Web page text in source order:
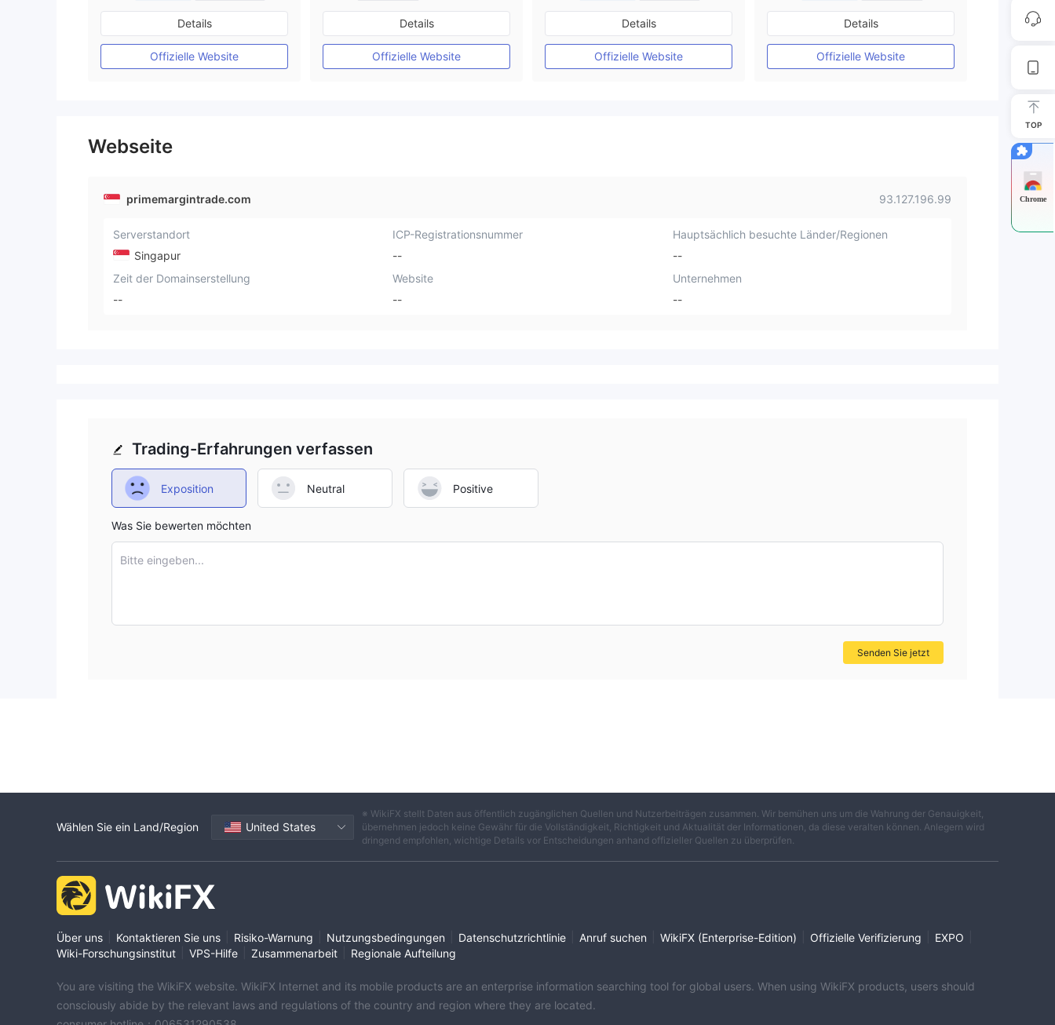
AustralienRegulierung
Market Making (MM)
MT4-Volllizenz
Details
Offizielle Website
AustralienRegulierung
Market Making (MM)
Selbstforschung
Details
Offizielle Website
AustralienRegulierung
Market Making (MM)
MT4-Volllizenz
Details
Offizielle Website
AustralienRegulierung
Market Making (MM)
MT4-Volllizenz
Details
Offizielle Website
Webseite
primemargintrade.com 93.127.196.99
Serverstandort
Singapur
ICP-Registrationsnummer
--
Hauptsächlich besuchte Länder/Regionen
--
Zeit der Domainserstellung
--
Website
--
Unternehmen
--
Trading-Erfahrungen verfassen
Exposition Neutral Positive
Was Sie bewerten möchten
Bitte eingeben...
Senden Sie jetzt
TOP
Chrome
Wählen Sie ein Land/Region United States
※ WikiFX stellt Daten aus öffentlich zugänglichen Quellen und Nutzerbeiträgen zusammen. Wir bemühen uns um die Wahrung der Genauigkeit,
übernehmen jedoch keine Gewähr für die Vollständigkeit, Richtigkeit und Aktualität der Informationen, da diese veralten können. Anlegern wird
dringend empfohlen, wichtige Details vor Entscheidungen anhand offizieller Quellen zu überprüfen.
Über uns Kontaktieren Sie uns Risiko-Warnung Nutzungsbedingungen Datenschutzrichtlinie Anruf suchen WikiFX (Enterprise-Edition) Offizielle Verifizierung EXPO
Wiki-Forschungsinstitut
VPS-Hilfe Zusammenarbeit Regionale Aufteilung
You are visiting the WikiFX website. WikiFX Internet and its mobile products are an enterprise information searching tool for global users. When using WikiFX products, users should
consciously abide by the relevant laws and regulations of the country and region where they are located.